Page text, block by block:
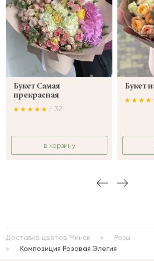
Букет Самая
прекрасная
/ 32
в корзину
Букет
Доставка цветов Минск
Розы
Композиция Розовая Элегия